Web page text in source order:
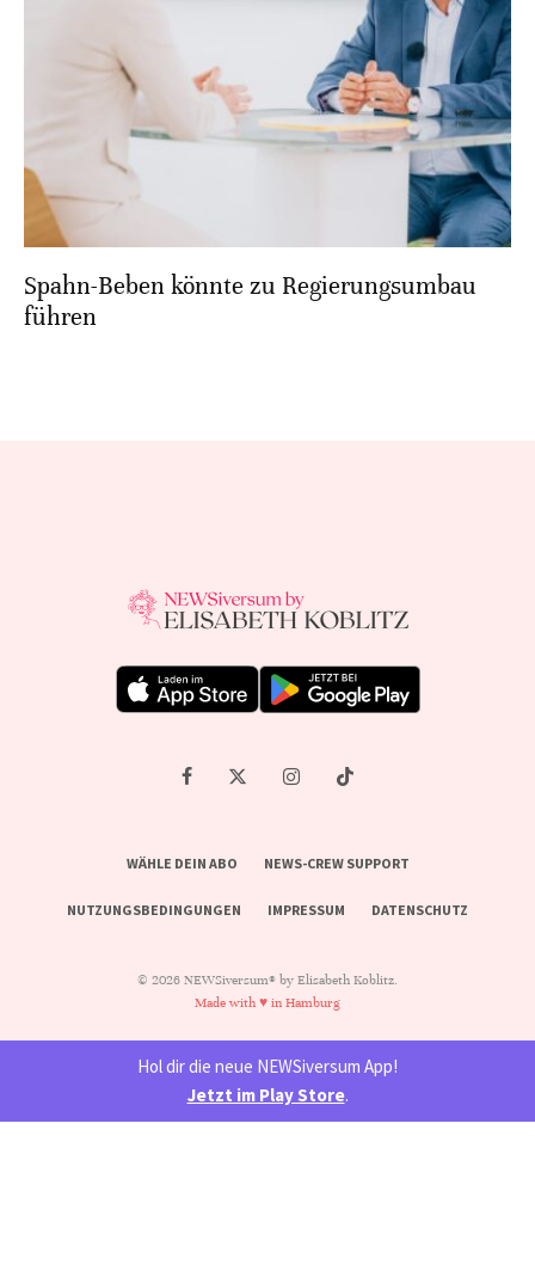
Spahn-Beben könnte zu Regierungsumbau
führen
WÄHLE DEIN ABO NEWS-CREW SUPPORT
NUTZUNGSBEDINGUNGEN IMPRESSUM DATENSCHUTZ
© 2026 NEWSiversum® by Elisabeth Koblitz.
Made with ♥ in Hamburg
Hol dir die neue NEWSiversum App!
Jetzt im Play Store.